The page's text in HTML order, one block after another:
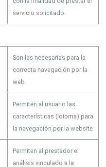
servicio solicitado.
Son las necesarias para la
correcta navegación por la
web.
Permiten al usuario las
características (idioma) para
la navegación por la website
Permiten al prestador el
análisis vinculado a la